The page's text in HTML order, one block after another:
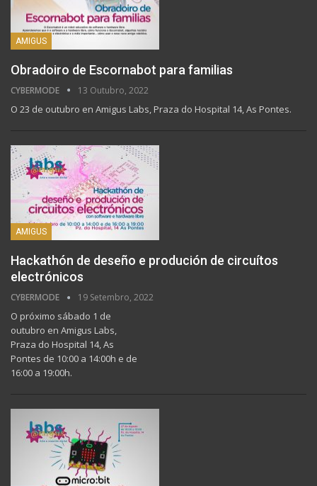
AMIGUS
Obradoiro de Escornabot para familias
CYBERMODE 13 Outubro, 2022
O 23 de outubro en Amigus Labs, Praza do Hospital 14, As Pontes.
AMIGUS
Hackathón de deseño e produción de circuítos
electrónicos
CYBERMODE 19 Setembro, 2022
O próximo sábado 1 de
outubro en Amigus Labs,
Praza do Hospital 14, As
Pontes de 10:00 a 14:00h e de
16:00 a 19:00h.